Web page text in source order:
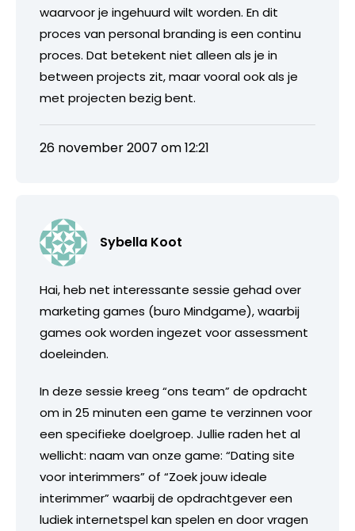
waarvoor je ingehuurd wilt worden. En dit
proces van personal branding is een continu
proces. Dat betekent niet alleen als je in
between projects zit, maar vooral ook als je
met projecten bezig bent.
26 november 2007 om 12:21
Sybella Koot
Hai, heb net interessante sessie gehad over
marketing games (buro Mindgame), waarbij
games ook worden ingezet voor assessment
doeleinden.
In deze sessie kreeg “ons team” de opdracht
om in 25 minuten een game te verzinnen voor
een specifieke doelgroep. Jullie raden het al
wellicht: naam van onze game: “Dating site
voor interimmers” of “Zoek jouw ideale
interimmer” waarbij de opdrachtgever een
ludiek internetspel kan spelen en door vragen